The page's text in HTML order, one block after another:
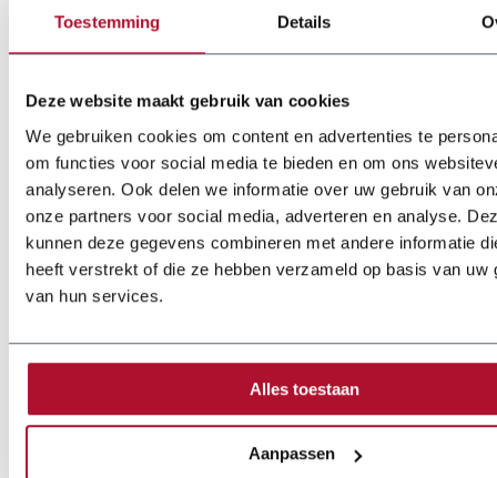
Toestemming Details
Deze website maakt gebruik van cookies
We gebruiken cookies om content en advertenties te
om functies voor social media te bieden en om ons
analyseren. Ook delen we informatie over uw gebruik van
onze partners voor social media, adverteren en analyse.
kunnen deze gegevens combineren met andere informatie
heeft verstrekt of die ze hebben verzameld op basis van uw
van hun services.
Alles toestaan
Aanpassen
Optionen
VSP manuelle Bombierung der Biegewange
MBA motorische Biegewangenabsenkung
Diverse Schienen
Een op maat gemaakte machine? Eine Nachricht senden